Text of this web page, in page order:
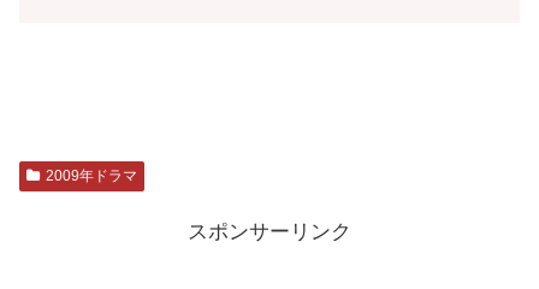
2009年ドラマ
スポンサーリンク